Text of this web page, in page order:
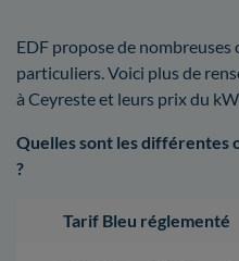
EDF propose de nombreuses
particuliers. Voici plus de
à Ceyreste et leurs prix du
Quelles sont les différentes
?
Tarif Bleu réglementé